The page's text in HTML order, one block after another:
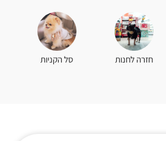
חזרה לחנות סל הקניות